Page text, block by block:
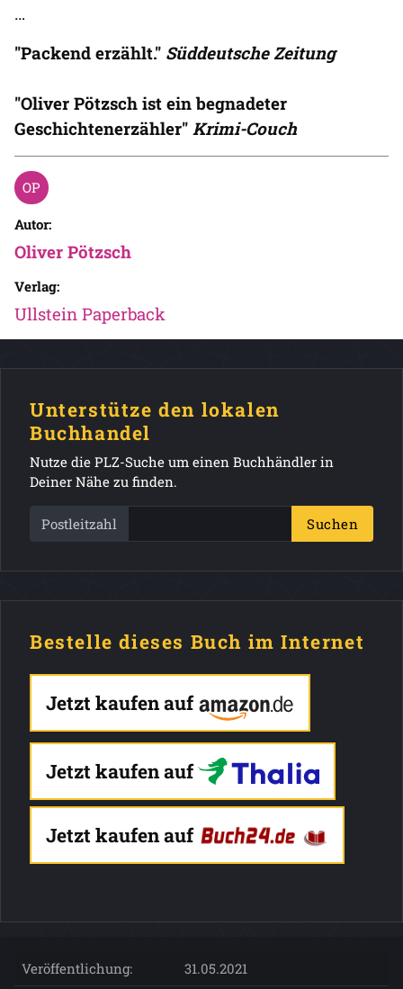
…
"Packend erzählt." Süddeutsche Zeitung
"Oliver Pötzsch ist ein begnadeter
Geschichtenerzähler" Krimi-Couch
Autor:
Oliver Pötzsch
Verlag:
Ullstein Paperback
Unterstütze den lokalen
Buchhandel
Nutze die PLZ-Suche um einen Buchhändler in
Deiner Nähe zu finden.
Postleitzahl Suchen
Bestelle dieses Buch im Internet
Jetzt kaufen auf
Jetzt kaufen auf
Jetzt kaufen auf
Veröffentlichung:
31.05.2021